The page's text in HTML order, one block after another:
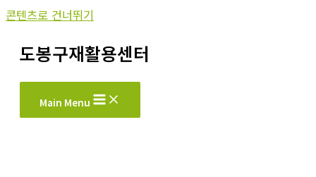
콘텐츠로 건너뛰기
도봉구재활용센터
Main Menu